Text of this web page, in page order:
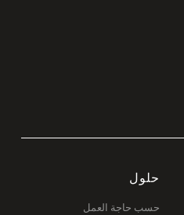
حلول
حسب حاجة العمل